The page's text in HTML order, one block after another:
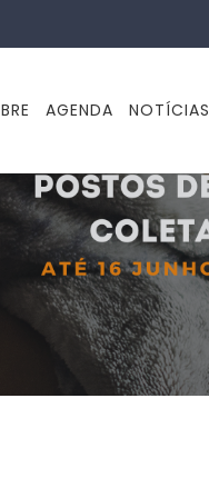
AGENDA NOTÍCIAS